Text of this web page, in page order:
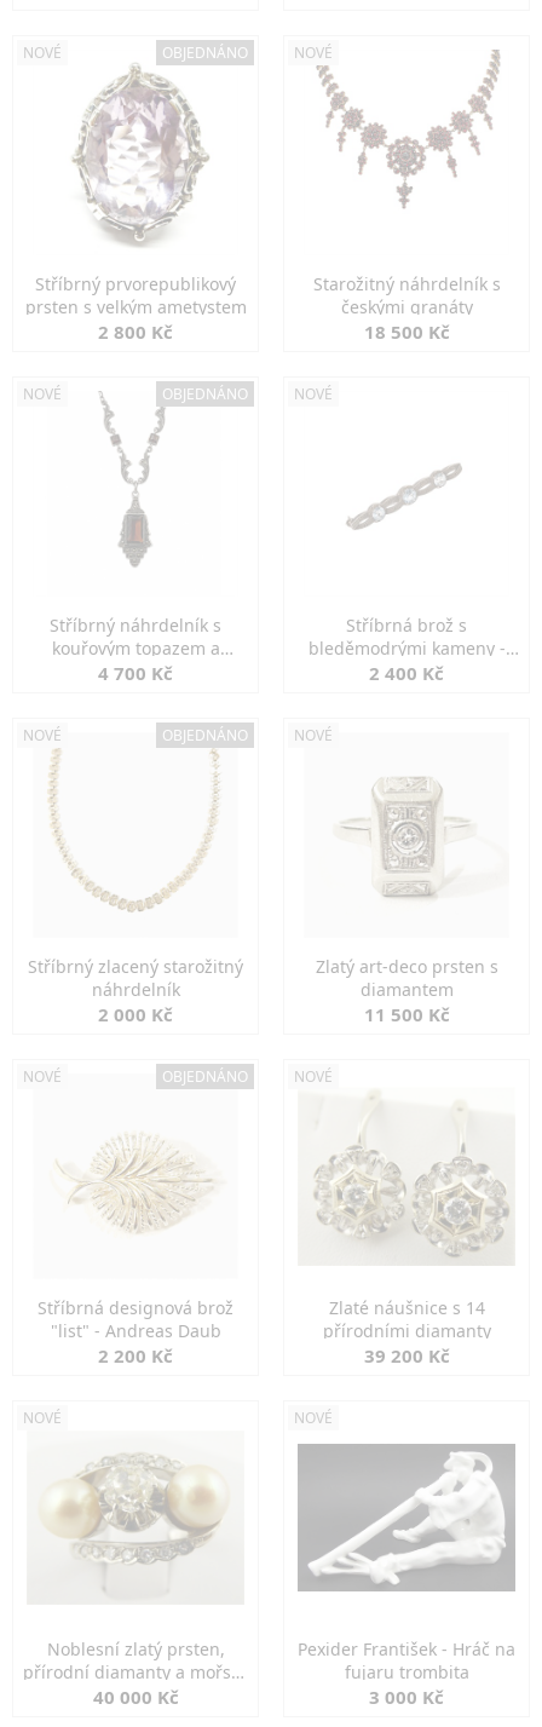
NOVÉ OBJEDNÁNO
Stříbrný prvorepublikový
prsten s velkým ametystem
2 800 Kč
NOVÉ
Starožitný náhrdelník s
českými granáty
18 500 Kč
NOVÉ OBJEDNÁNO
Stříbrný náhrdelník s
kouřovým topazem a
markazity
4 700 Kč
NOVÉ
Stříbrná brož s
bleděmodrými kameny -
jemná elegance
2 400 Kč
NOVÉ OBJEDNÁNO
Stříbrný zlacený starožitný
náhrdelník
2 000 Kč
NOVÉ
Zlatý art-deco prsten s
diamantem
11 500 Kč
NOVÉ OBJEDNÁNO
Stříbrná designová brož
"list" - Andreas Daub
2 200 Kč
NOVÉ
Zlaté náušnice s 14
přírodními diamanty
39 200 Kč
NOVÉ
Noblesní zlatý prsten,
přírodní diamanty a mořské
perly
40 000 Kč
NOVÉ
Pexider František - Hráč na
fujaru trombita
3 000 Kč